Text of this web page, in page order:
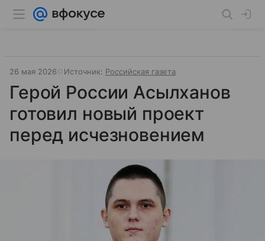
26 мая 2026 Источник: Российская газета
Герой России Асылханов
готовил новый проект
перед исчезновением